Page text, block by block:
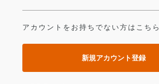
アカウントをお持ちでない方はこちら
新規アカウント登録